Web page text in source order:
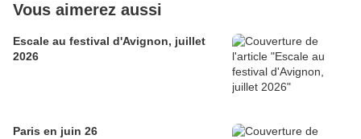
Vous aimerez aussi
Escale au festival d'Avignon, juillet
2026
Paris en juin 26